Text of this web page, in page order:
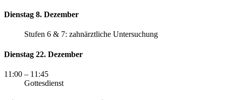
Dienstag 8. Dezember
Stufen 6 & 7: zahnärztliche Untersuchung
Dienstag 22. Dezember
11:00 – 11:45
Gottesdienst